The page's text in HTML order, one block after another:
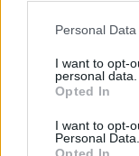
Please note that
not limited to your
grant or deny
use your data for
consent section.
Personal
I want to opt-
personal data.
Opted In
I want to opt-
Personal Data.
Marketingelje
formátumban
a könnyű
meg listákat
megkönnyíti